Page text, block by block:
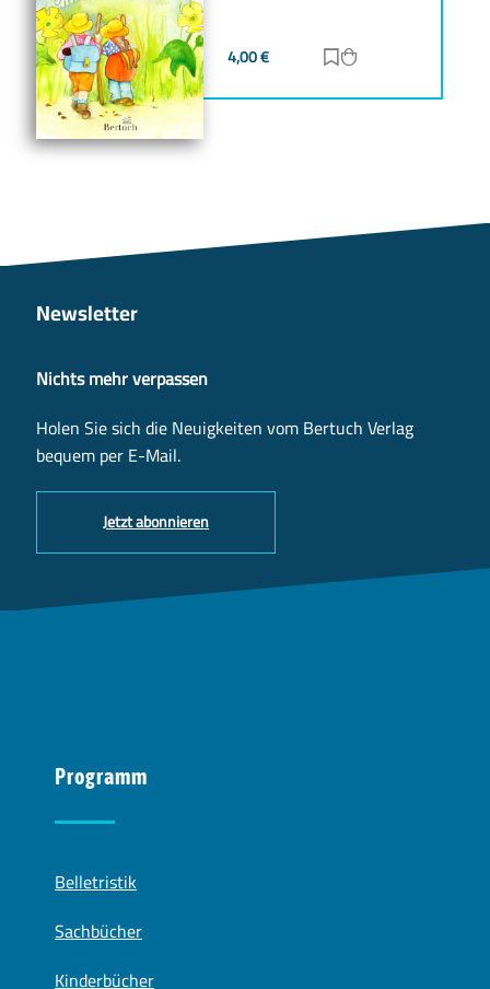
4,00€ Zur Merkliste
Newsletter
Nichts mehr verpassen
Holen Sie sich die Neuigkeiten vom Bertuch Verlag
bequem per E-Mail.
Jetzt abonnieren
Programm
Belletristik
Sachbücher
Kinderbücher